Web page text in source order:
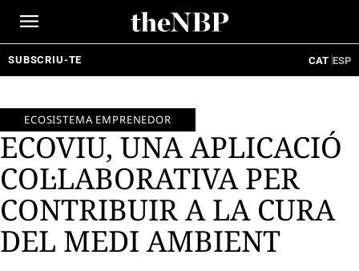
SUBSCRIU-TE CAT ESP
ECOSISTEMA EMPRENEDOR
ECOVIU, UNA APLICACIÓ
COL·LABORATIVA PER
CONTRIBUIR A LA CURA
DEL MEDI AMBIENT